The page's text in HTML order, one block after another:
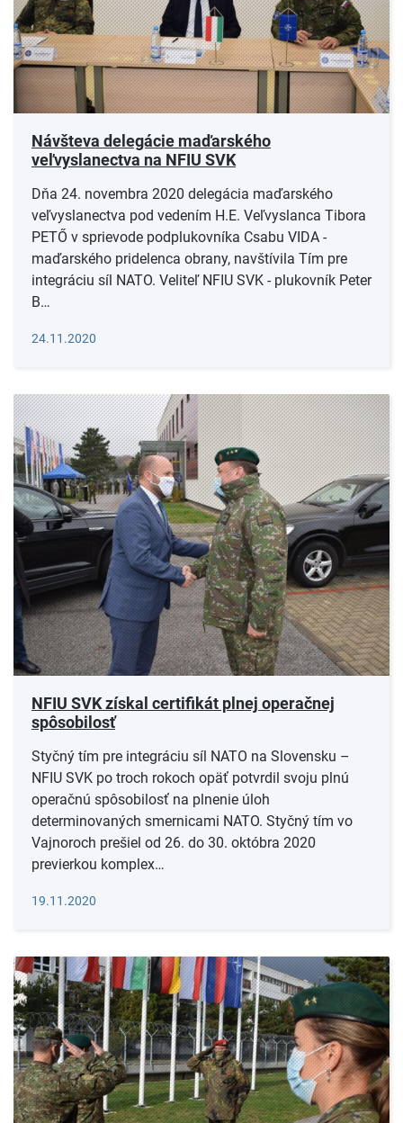
Návšteva delegácie maďarského
veľvyslanectva na NFIU SVK
Dňa 24. novembra 2020 delegácia maďarského
veľvyslanectva pod vedením H.E. Veľvyslanca Tibora
PETŐ v sprievode podplukovníka Csabu VIDA -
maďarského pridelenca obrany, navštívila Tím pre
integráciu síl NATO. Veliteľ NFIU SVK - plukovník Peter
B…
24.11.2020
NFIU SVK získal certifikát plnej operačnej
spôsobilosť
Styčný tím pre integráciu síl NATO na Slovensku –
NFIU SVK po troch rokoch opäť potvrdil svoju plnú
operačnú spôsobilosť na plnenie úloh
determinovaných smernicami NATO. Styčný tím vo
Vajnoroch prešiel od 26. do 30. októbra 2020
previerkou komplex…
19.11.2020